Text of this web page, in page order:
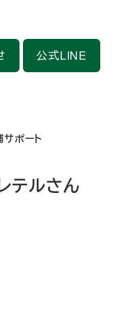
公式LINE
サポート
テルさん